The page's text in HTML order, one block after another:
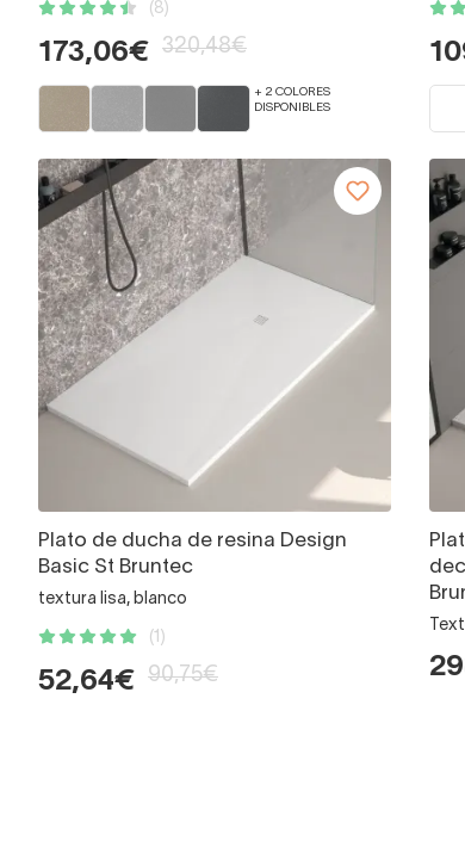
(8)
173,06€ 320,48€
+ 2 COLORES
DISPONIBLES
Plato de ducha de resina Design
Basic St Bruntec
textura lisa, blanco
(1)
52,64€ 90,75€